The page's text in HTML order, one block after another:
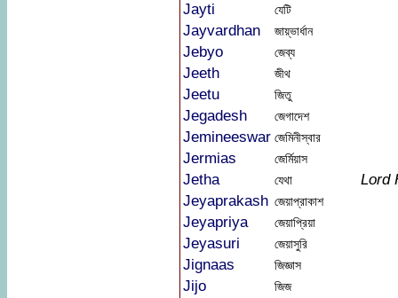
Jayti যেটি
Jayvardhan জায়্ভার্ধান
Jebyo জেব্য
Jeeth জীথ
Jeetu জিতু
Jegadesh জেগাদেশ
Jemineeswar জেমিনীস্বার
Jermias জের্মিয়াস
Jetha যেথা
Lord
Jeyaprakash জেয়াপ্রাকাশ
Jeyapriya জেয়াপ্রিয়া
Jeyasuri জেয়াসুরি
Jignaas জিজ্ঞাস
Jijo জিজ